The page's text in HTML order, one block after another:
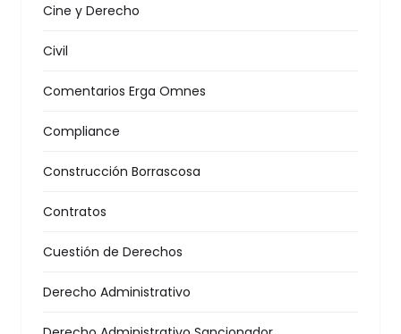
Cine y Derecho
Civil
Comentarios Erga Omnes
Compliance
Construcción Borrascosa
Contratos
Cuestión de Derechos
Derecho Administrativo